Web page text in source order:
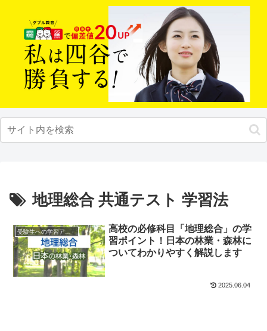
地理総合 共通テスト 学習法
受験生への学習アドバイス
高校の必修科目「地理総合」の学
習ポイント！日本の林業・森林に
ついてわかりやすく解説します
2025.06.04